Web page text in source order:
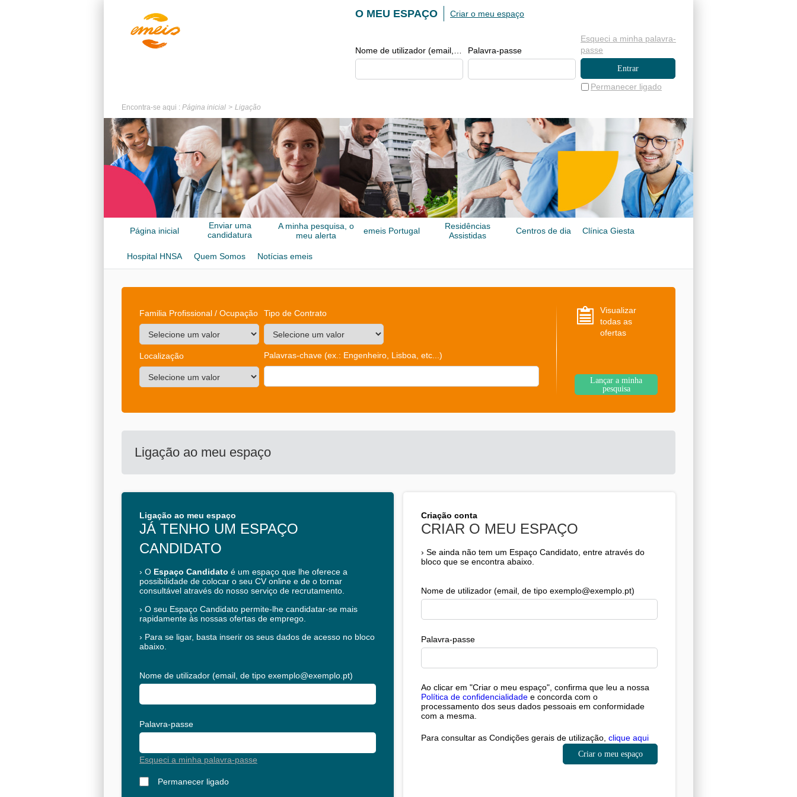
O MEU ESPAÇO
Palavra-passe
Permanecer ligado
Esqueci a minha palavra-
passe
Criar o meu espaço
Encontra-se aqui : Página inicial Ligação
Página inicial
Enviar uma
candidatura
A minha pesquisa, o
meu alerta
emeis Portugal
Residências
Assistidas
Centros de dia Clínica Giesta
Hospital HNSA Quem Somos Notícias emeis
Familia Profissional / Ocupação Tipo de Contrato
Localização Palavras-chave (ex.: Engenheiro, Lisboa, etc...)
Visualizar
todas as
ofertas
Ligação ao meu espaço
JÁ TENHO UM ESPAÇO
CANDIDATO
› O Espaço Candidato é um espaço que lhe oferece a
possibilidade de colocar o seu CV online e de o tornar
consultável através do nosso serviço de recrutamento.
› O seu Espaço Candidato permite-lhe candidatar-se mais
rapidamente às nossas ofertas de emprego.
› Para se ligar, basta inserir os seus dados de acesso no bloco
abaixo.
Ligação ao meu espaço
Nome de utilizador (email, de tipo exemplo@exemplo.pt)
Palavra-passe
Permanecer ligado
Esqueci a minha palavra-passe
CRIAR O MEU ESPAÇO
› Se ainda não tem um Espaço Candidato, entre através do
bloco que se encontra abaixo.
Criação conta
Nome de utilizador (email, de tipo exemplo@exemplo.pt)
Palavra-passe
Ao clicar em "Criar o meu espaço", confirma que leu a nossa
Política de confidencialidade e concorda com o
processamento dos seus dados pessoais em conformidade
com a mesma.
Para consultar as Condições gerais de utilização, clique aqui